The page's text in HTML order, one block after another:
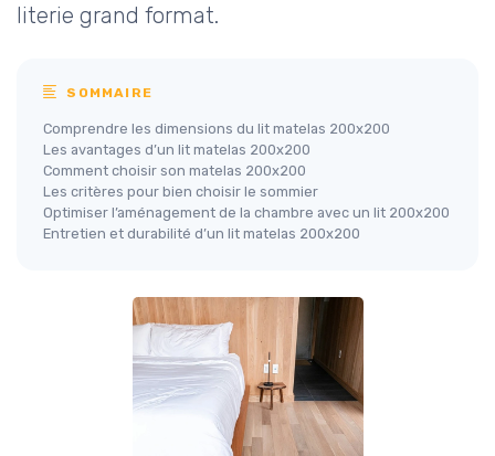
literie grand format.
SOMMAIRE
Comprendre les dimensions du lit matelas 200x200
Les avantages d’un lit matelas 200x200
Comment choisir son matelas 200x200
Les critères pour bien choisir le sommier
Optimiser l’aménagement de la chambre avec un lit 200x200
Entretien et durabilité d’un lit matelas 200x200